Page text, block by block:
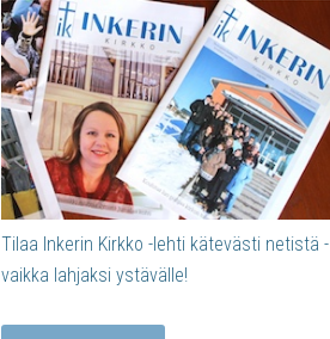
Tilaa Inkerin Kirkko -lehti kätevästi netistä -
vaikka lahjaksi ystävälle!